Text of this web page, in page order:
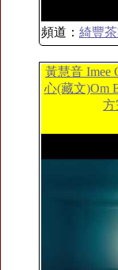
頻道： 綺豐
黃慧音 Imee
心(藏文)Om
方